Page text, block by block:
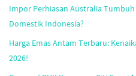
Impor Perhiasan Australia Tumbuh
Domestik Indonesia?
Harga Emas Antam Terbaru:
2026!